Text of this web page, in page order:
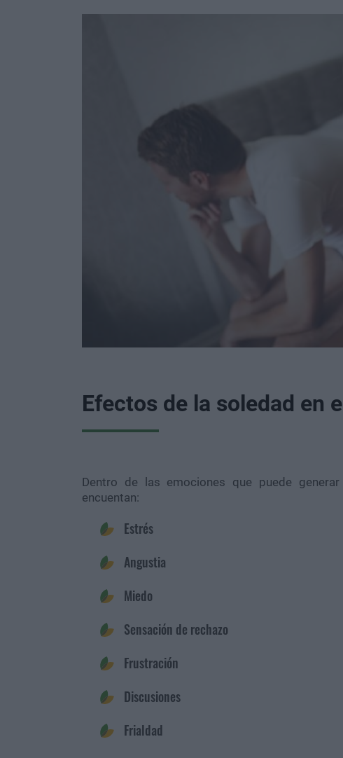
Efectos de la soledad en
Dentro de las emociones que puede
encuentan:
Estrés
Angustia
Miedo
Sensación de rechazo
Frustración
Discusiones
Frialdad